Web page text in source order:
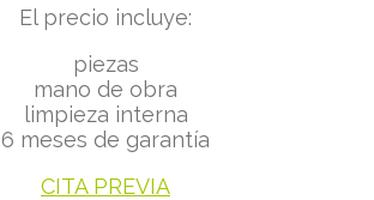
El precio incluye:
piezas
mano de obra
limpieza interna
6 meses de garantía
CITA PREVIA